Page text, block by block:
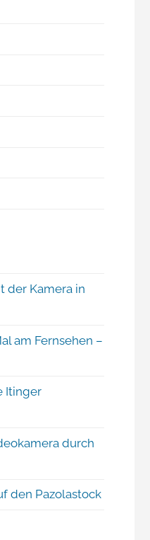
der Kamera in
am Fernsehen –
Itinger
durch
den Pazolastock